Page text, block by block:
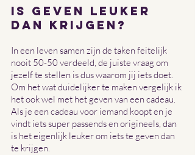
Is geven leuker
dan krijgen?
In een leven samen zijn de taken feitelijk
nooit 50-50 verdeeld, de juiste vraag om
jezelf te stellen is dus waarom jij iets doet.
Om het wat duidelijker te maken vergelijk ik
het ook wel met het geven van een cadeau.
Als je een cadeau voor iemand koopt en je
vindt iets super passends en origineels, dan
is het eigenlijk leuker om iets te geven dan
te krijgen.